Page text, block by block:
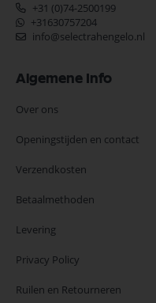
+31 (0)74-2500199
+31630757204
info@selectrahengelo.nl
Algemene Info
Over ons
Openingstijden en contact
Verzendkosten
Betaalmethoden
Levering
Privacy Policy
Ruilen en Retourneren